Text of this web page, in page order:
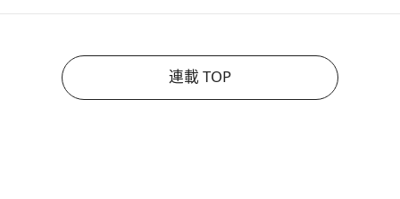
連載 TOP